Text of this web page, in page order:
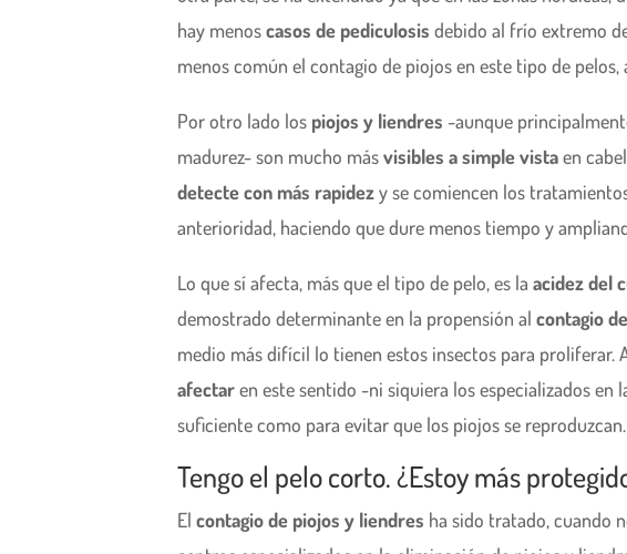
hay menoscasos de pediculosis debido al frío extremo
menos común el contagio de piojos en este tipo de
Por otro lado los piojos y liendres -aunque
madurez- son mucho másvisibles a simple vistaen
detecte con más rapidezy se comiencen los
anterioridad, haciendo que dure menos tiempo y
Lo que sí afecta, más que el tipo de pelo, es la acidez del
demostrado determinante en la propensión al contagio
medio más difícil lo tienen estos insectos para proliferar.
afectaren este sentido -ni siquiera los especializados en
suficiente como para evitar que los piojos se reproduzcan.
Tengo el pelo corto. ¿Estoy más
El contagio de piojos y liendres ha sido tratado, cuando